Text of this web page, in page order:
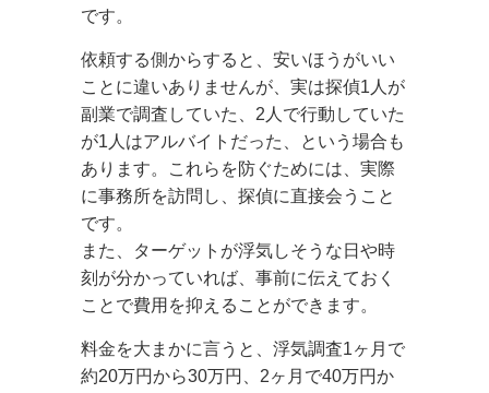
です。
依頼する側からすると、安いほうがいい
ことに違いありませんが、実は探偵1人が
副業で調査していた、2人で行動していた
が1人はアルバイトだった、という場合も
あります。これらを防ぐためには、実際
に事務所を訪問し、探偵に直接会うこと
です。
また、ターゲットが浮気しそうな日や時
刻が分かっていれば、事前に伝えておく
ことで費用を抑えることができます。
料金を大まかに言うと、浮気調査1ヶ月で
約20万円から30万円、2ヶ月で40万円か